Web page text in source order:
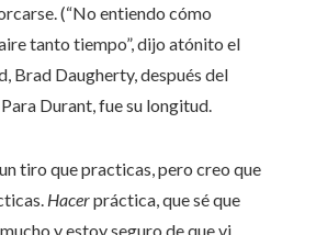
(“No entiendo cómo
tanto tiempo”, dijo atónito el
Brad Daugherty, después del
Durant, fue su longitud.
tiro que practicas, pero creo que
Hacerpráctica, que sé que
y estoy seguro de que vi